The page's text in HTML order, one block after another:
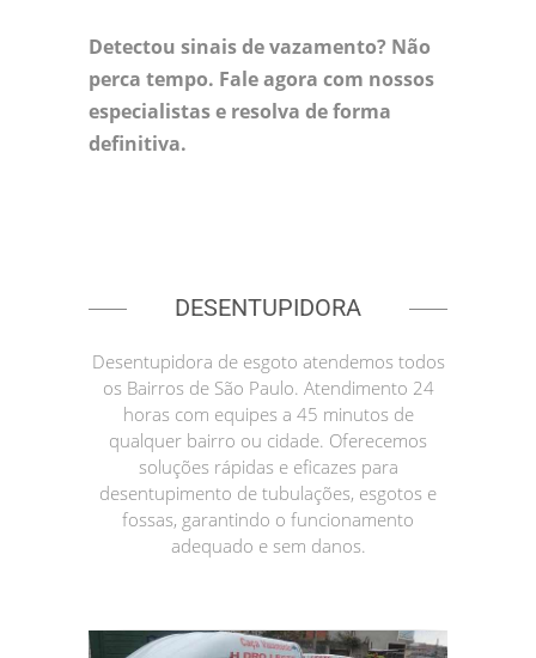
Detectou sinais de vazamento? Não
perca tempo. Fale agora com nossos
especialistas e resolva de forma
definitiva.
DESENTUPIDORA
Desentupidora de esgoto atendemos todos
os Bairros de São Paulo. Atendimento 24
horas com equipes a 45 minutos de
qualquer bairro ou cidade. Oferecemos
soluções rápidas e eficazes para
desentupimento de tubulações, esgotos e
fossas, garantindo o funcionamento
adequado e sem danos.